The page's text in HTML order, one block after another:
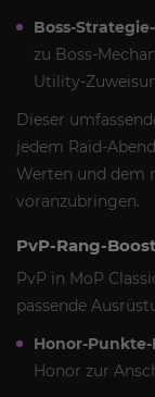
Boss-
zu Boss-
Utility-
Dieser
jedem Raid-
Werten und dem
voranzubringen.
PvP-Rang-Boost
PvP in MoP
passende
Honor-
Honor zur